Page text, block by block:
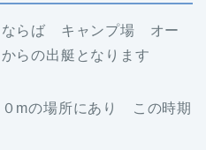
ならば キャンプ場 オー
らの出艇となります
mの場所にあり この時期